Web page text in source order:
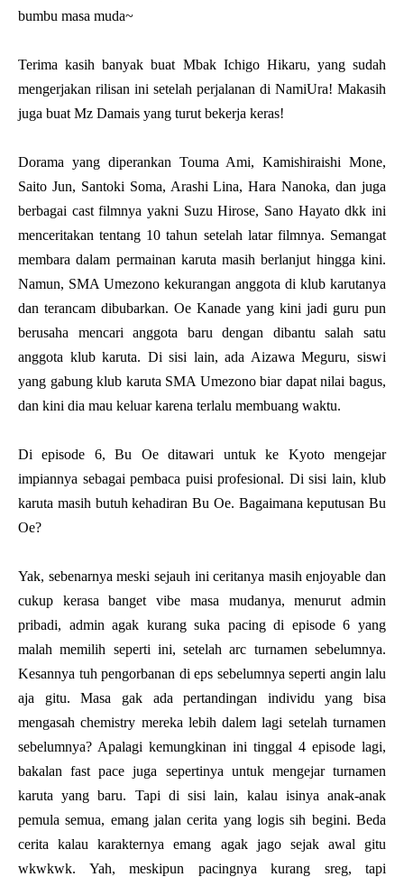
bumbu masa muda~
Terima kasih banyak buat Mbak Ichigo Hikaru, yang sudah
mengerjakan rilisan ini setelah perjalanan di NamiUra! Makasih
juga buat Mz Damais yang turut bekerja keras!
Dorama yang diperankan Touma Ami, Kamishiraishi Mone,
Saito Jun, Santoki Soma, Arashi Lina, Hara Nanoka, dan juga
berbagai cast filmnya yakni Suzu Hirose, Sano Hayato dkk ini
menceritakan tentang 10 tahun setelah latar filmnya. Semangat
membara dalam permainan karuta masih berlanjut hingga kini.
Namun, SMA Umezono kekurangan anggota di klub karutanya
dan terancam dibubarkan. Oe Kanade yang kini jadi guru pun
berusaha mencari anggota baru dengan dibantu salah satu
anggota klub karuta. Di sisi lain, ada Aizawa Meguru, siswi
yang gabung klub karuta SMA Umezono biar dapat nilai bagus,
dan kini dia mau keluar karena terlalu membuang waktu.
Di episode 6, Bu Oe ditawari untuk ke Kyoto mengejar
impiannya sebagai pembaca puisi profesional. Di sisi lain, klub
karuta masih butuh kehadiran Bu Oe. Bagaimana keputusan Bu
Oe?
Yak, sebenarnya meski sejauh ini ceritanya masih enjoyable dan
cukup kerasa banget vibe masa mudanya, menurut admin
pribadi, admin agak kurang suka pacing di episode 6 yang
malah memilih seperti ini, setelah arc turnamen sebelumnya.
Kesannya tuh pengorbanan di eps sebelumnya seperti angin lalu
aja gitu. Masa gak ada pertandingan individu yang bisa
mengasah chemistry mereka lebih dalem lagi setelah turnamen
sebelumnya? Apalagi kemungkinan ini tinggal 4 episode lagi,
bakalan fast pace juga sepertinya untuk mengejar turnamen
karuta yang baru. Tapi di sisi lain, kalau isinya anak-anak
pemula semua, emang jalan cerita yang logis sih begini. Beda
cerita kalau karakternya emang agak jago sejak awal gitu
wkwkwk. Yah, meskipun pacingnya kurang sreg, tapi